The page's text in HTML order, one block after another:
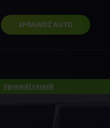
SPRAWDŹ AUTO
Sprawdź cennik